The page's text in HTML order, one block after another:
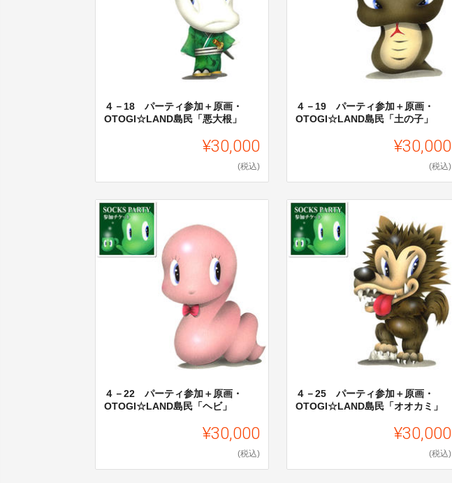
４－18 パーティ参加＋原画・
OTOGI☆LAND島民「悪大根」
¥30,000
(税込)
４－19 パーティ参加＋原画・
OTOGI☆LAND島民「土の子」
¥30,000
(税込)
４－22 パーティ参加＋原画・
OTOGI☆LAND島民「ヘビ」
¥30,000
(税込)
４－25 パーティ参加＋原画・
OTOGI☆LAND島民「オオカミ」
¥30,000
(税込)